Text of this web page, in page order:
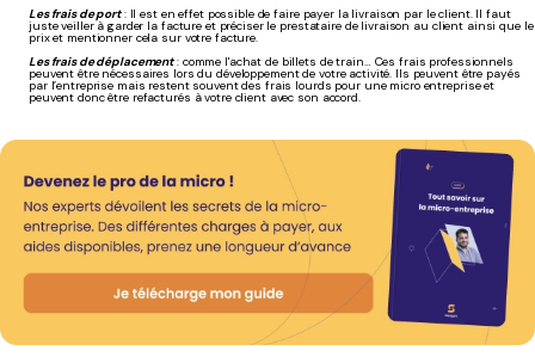
Les frais de port: Il est en effet possible de faire payer la livraison par le client. Il faut
juste veiller à garder la facture et préciser le prestataire de livraison au client ainsi que le
prix et mentionner cela sur votre facture.
Les frais de déplacement: comme l'achat de billets de train… Ces frais professionnels
peuvent être nécessaires lors du développement de votre activité. Ils peuvent être payés
par l’entreprise mais restent souvent des frais lourds pour une micro entreprise et
peuvent donc être refacturés à votre client avec son accord.